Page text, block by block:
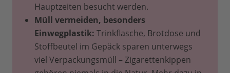
Hauptzeiten besucht werden.
Müll vermeiden, besonders
Einwegplastik: Trinkflasche, Brotdose und
Stoffbeutel im Gepäck sparen unterwegs
viel Verpackungsmüll – Zigarettenkippen